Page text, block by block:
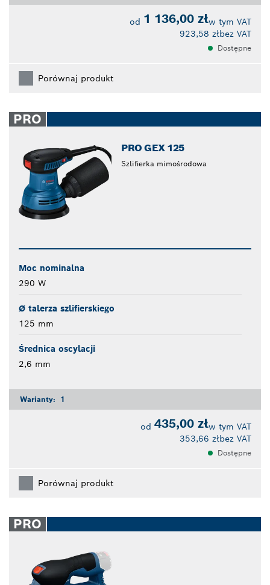
od 1 136,00 złw tym VAT
923,58 złbez VAT
Dostępne
Porównaj produkt
PRO
PRO GEX 125
Szlifierka mimośrodowa
Moc nominalna
290 W
Ø talerza szlifierskiego
125 mm
Średnica oscylacji
2,6 mm
Warianty: 1
od 435,00 złw tym VAT
353,66 złbez VAT
Dostępne
Porównaj produkt
PRO